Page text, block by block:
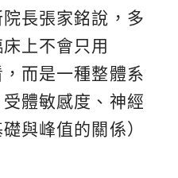
長張家銘說，多
上不會只用
，而是一種整體系
體敏感度、神經
與峰值的關係）